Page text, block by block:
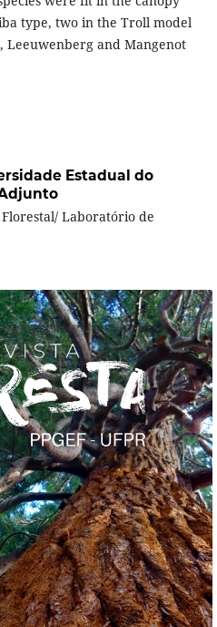
type, two in the Troll model
Leeuwenberg and Mangenot
Estadual do
Laboratório de